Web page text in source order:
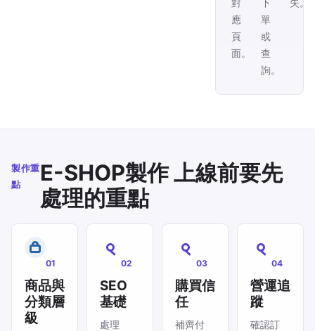
對
應
頁
面。
下
單
或
查
詢。
失。
製作重
點
E-SHOP製作 上線前要先
處理的重點
01
商品與
分類層
級
02
SEO
基礎
處理
03
購買信
任
補齊付
04
營運追
蹤
確認訂